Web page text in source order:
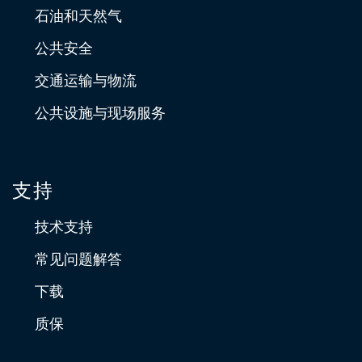
石油和天然气
公共安全
交通运输与物流
公共设施与现场服务
支持
技术支持
常见问题解答
下载
质保